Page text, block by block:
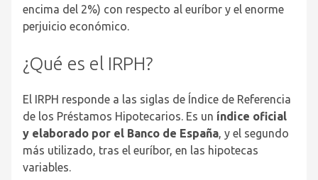
encima del 2%) con respecto al euríbor y el enorme
perjuicio económico.
¿Qué es el IRPH?
El IRPH responde a las siglas de Índice de Referencia
de los Préstamos Hipotecarios. Es un índice oficial
y elaborado por el Banco de España, y el segundo
más utilizado, tras el euríbor, en las hipotecas
variables.